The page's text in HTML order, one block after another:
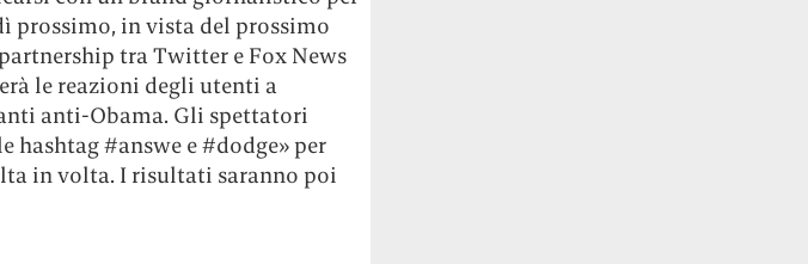
prossimo, in vista del prossimo
tra Twitter e Fox News
le reazioni degli utenti a
anti-Obama. Gli spettatori
#answe e #dodge» per
in volta. I risultati saranno poi